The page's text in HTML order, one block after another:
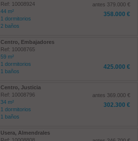
Ref: 10008924
44 m²
1 dormitorios
2 baños
antes 379.000 €
358.000 €
Centro, Embajadores
Ref: 10008765
59 m²
1 dormitorios
1 baños
425.000 €
Centro, Justicia
Ref: 10008796
34 m²
1 dormitorios
1 baños
antes 369.000 €
302.300 €
Usera, Almendrales